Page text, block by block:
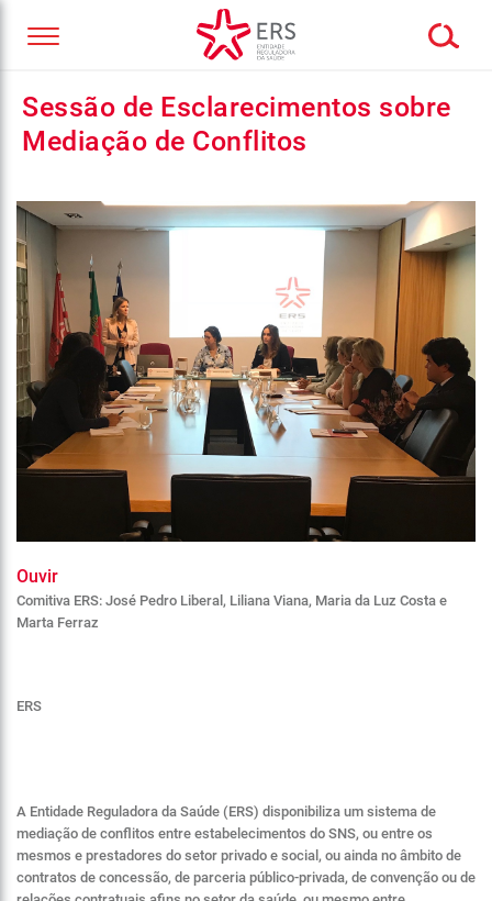
Sessão de Esclarecimentos sobre
Mediação de Conflitos
Ouvir
Comitiva ERS: José Pedro Liberal, Liliana Viana, Maria da Luz Costa e
Marta Ferraz
ERS
A Entidade Reguladora da Saúde (ERS) disponibiliza um sistema de
mediação de conflitos entre estabelecimentos do SNS, ou entre os
mesmos e prestadores do setor privado e social, ou ainda no âmbito de
contratos de concessão, de parceria público-privada, de convenção ou de